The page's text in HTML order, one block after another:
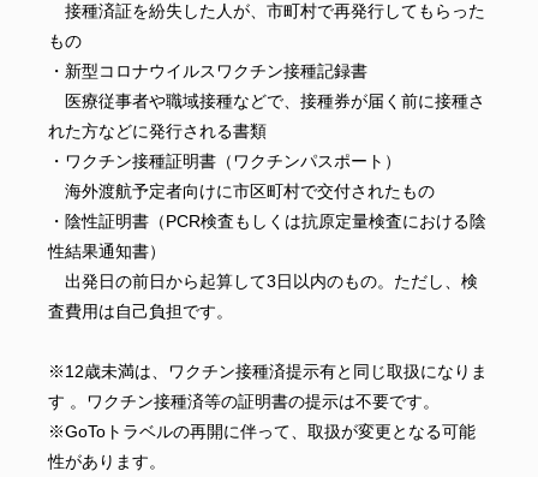
接種済証を紛失した人が、市町村で再発行してもらった
もの
・新型コロナウイルスワクチン接種記録書
医療従事者や職域接種などで、接種券が届く前に接種さ
れた方などに発行される書類
・ワクチン接種証明書（ワクチンパスポート）
海外渡航予定者向けに市区町村で交付されたもの
・陰性証明書（PCR検査もしくは抗原定量検査における陰
性結果通知書）
出発日の前日から起算して3日以内のもの。ただし、検
査費用は自己負担です。
※12歳未満は、ワクチン接種済提示有と同じ取扱になりま
す 。ワクチン接種済等の証明書の提示は不要です。
※GoToトラベルの再開に伴って、取扱が変更となる可能
性があります。